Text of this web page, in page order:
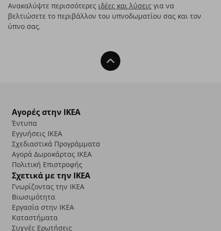
Ανακαλύψτε περισσότερες ιδέες και λύσεις για να
βελτιώσετε το περιβάλλον του υπνοδωματίου σας και τον
ύπνο σας.
Back To Top
Αγορές στην IKEA
Έντυπα
Εγγυήσεις IKEA
Σχεδιαστικά Προγράμματα
Αγορά Δωρoκάρτας IKEA
Πολιτική Επιστροφής
Σχετικά με την IKEA
Γνωρίζοντας την IKEA
Βιωσιμότητα
Εργασία στην IKEA
Καταστήματα
Συχνές Ερωτήσεις